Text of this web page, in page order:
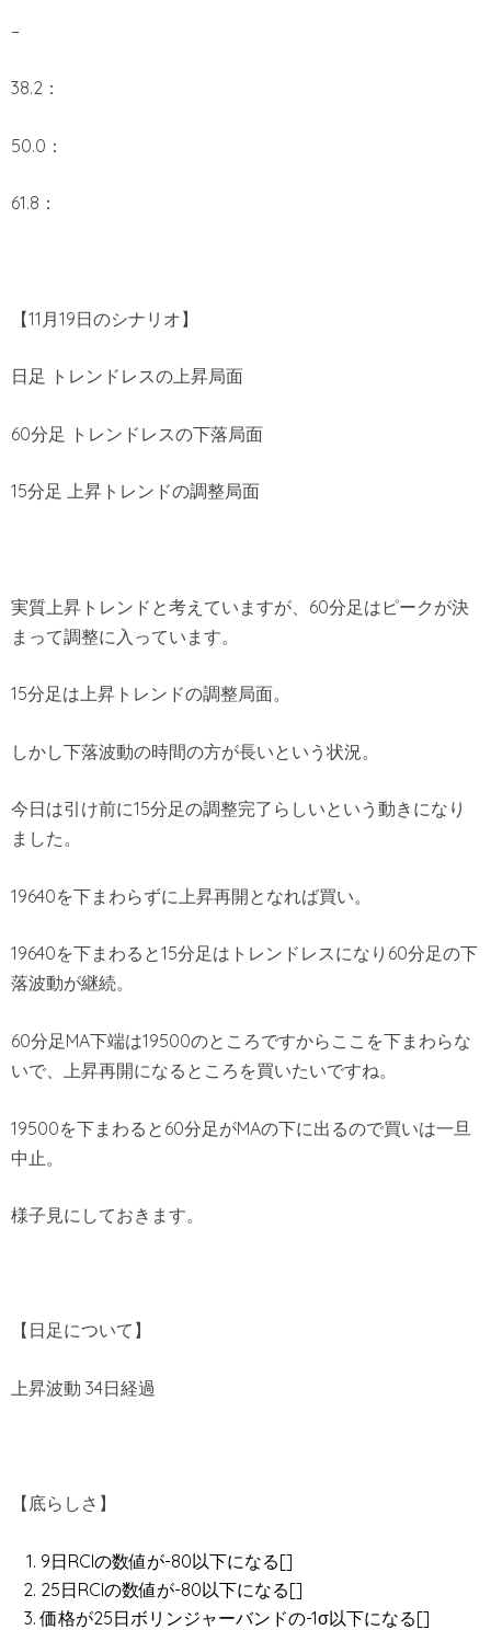
–
38.2：
50.0：
61.8：
【11月19日のシナリオ】
日足 トレンドレスの上昇局面
60分足 トレンドレスの下落局面
15分足 上昇トレンドの調整局面
実質上昇トレンドと考えていますが、60分足はピークが決
まって調整に入っています。
15分足は上昇トレンドの調整局面。
しかし下落波動の時間の方が長いという状況。
今日は引け前に15分足の調整完了らしいという動きになり
ました。
19640を下まわらずに上昇再開となれば買い。
19640を下まわると15分足はトレンドレスになり60分足の下
落波動が継続。
60分足MA下端は19500のところですからここを下まわらな
いで、上昇再開になるところを買いたいですね。
19500を下まわると60分足がMAの下に出るので買いは一旦
中止。
様子見にしておきます。
【日足について】
上昇波動 34日経過
【底らしさ】
9日RCIの数値が-80以下になる[]
25日RCIの数値が-80以下になる[]
価格が25日ボリンジャーバンドの-1σ以下になる[]